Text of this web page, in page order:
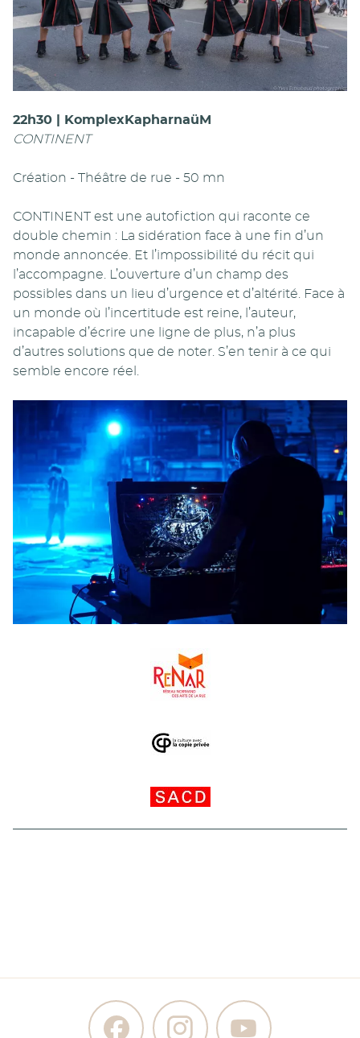
22h30 | KomplexKapharnaüM
CONTINENT
Création - Théâtre de rue - 50 mn
CONTINENT est une autofiction qui raconte ce
double chemin : La sidération face à une fin d’un
monde annoncée. Et l’impossibilité du récit qui
l’accompagne. L’ouverture d’un champ des
possibles dans un lieu d’urgence et d’altérité. Face à
un monde où l’incertitude est reine, l’auteur,
incapable d’écrire une ligne de plus, n’a plus
d’autres solutions que de noter. S’en tenir à ce qui
semble encore réel.